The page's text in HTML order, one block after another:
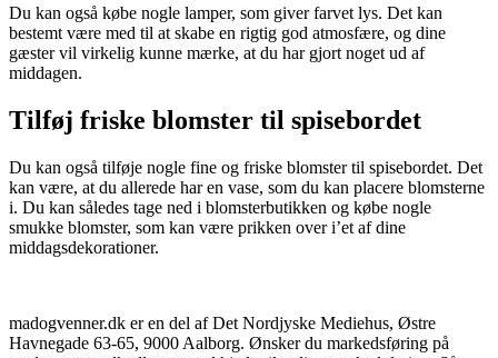
Du kan også købe nogle lamper, som giver farvet lys. Det kan
bestemt være med til at skabe en rigtig god atmosfære, og dine
gæster vil virkelig kunne mærke, at du har gjort noget ud af
middagen.
Tilføj friske blomster til spisebordet
Du kan også tilføje nogle fine og friske blomster til spisebordet. Det
kan være, at du allerede har en vase, som du kan placere blomsterne
i. Du kan således tage ned i blomsterbutikken og købe nogle
smukke blomster, som kan være prikken over i’et af dine
middagsdekorationer.
madogvenner.dk er en del af Det Nordjyske Mediehus, Østre
Havnegade 63-65, 9000 Aalborg. Ønsker du markedsføring på